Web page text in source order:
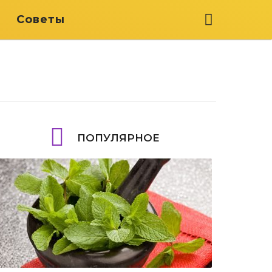
Советы
ПОПУЛЯРНОЕ